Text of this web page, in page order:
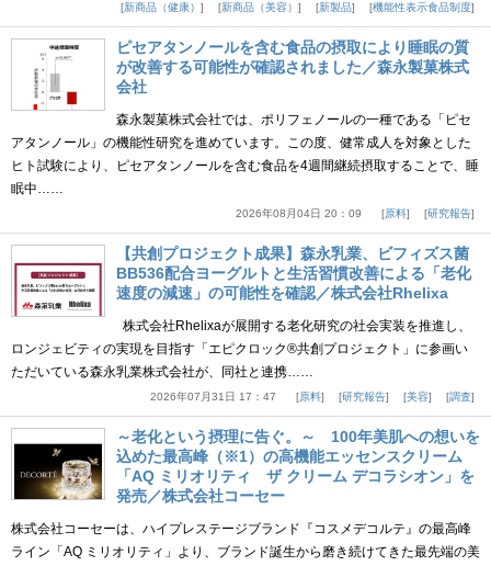
新商品（健康） 新商品（美容） 新製品 機能性表示食品制度
ピセアタンノールを含む食品の摂取により睡眠の質
が改善する可能性が確認されました／森永製菓株式
会社
森永製菓株式会社では、ポリフェノールの一種である「ピセ
アタンノール」の機能性研究を進めています。この度、健常成人を対象とした
ヒト試験により、ピセアタンノールを含む食品を4週間継続摂取することで、睡
眠中……
2026年08月04日 20：09 原料 研究報告
【共創プロジェクト成果】森永乳業、ビフィズス菌
BB536配合ヨーグルトと生活習慣改善による「老化
速度の減速」の可能性を確認／株式会社Rhelixa
株式会社Rhelixaが展開する老化研究の社会実装を推進し、
ロンジェビティの実現を目指す「エピクロック®共創プロジェクト」に参画い
ただいている森永乳業株式会社が、同社と連携……
2026年07月31日 17：47 原料 研究報告 美容 調査
～老化という摂理に告ぐ。～ 100年美肌への想いを
込めた最高峰（※1）の高機能エッセンスクリーム
「AQ ミリオリティ ザ クリーム デコラシオン」を
発売／株式会社コーセー
株式会社コーセーは、ハイプレステージブランド『コスメデコルテ』の最高峰
ライン「AQ ミリオリティ」より、ブランド誕生から磨き続けてきた最先端の美